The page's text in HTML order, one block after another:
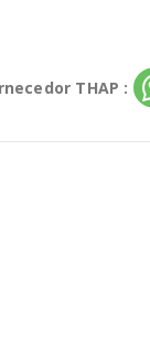
THAP :